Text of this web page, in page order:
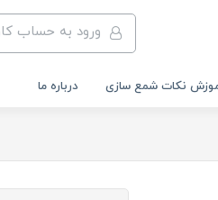
ورود به حساب
نکات شمع سازی درباره ما